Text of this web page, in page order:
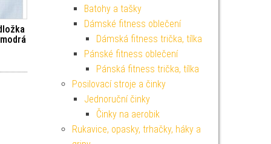
Batohy a tašky
Dámské fitness oblečení
Dámská fitness trička, tílka
Pánské fitness oblečení
Pánská fitness trička, tílka
Posilovací stroje a činky
Jednoruční činky
Činky na aerobik
Rukavice, opasky, trhačky, háky a